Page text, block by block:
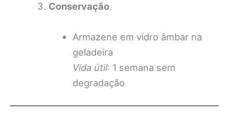
Conservação
Armazene em vidro âmbar na
geladeira
Vida útil: 1 semana sem
degradação